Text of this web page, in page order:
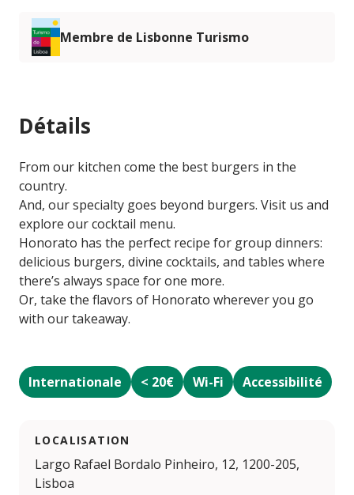
Membre de Lisbonne Turismo
Détails
From our kitchen come the best burgers in the
country.
And, our specialty goes beyond burgers. Visit us and
explore our cocktail menu.
Honorato has the perfect recipe for group dinners:
delicious burgers, divine cocktails, and tables where
there’s always space for one more.
Or, take the flavors of Honorato wherever you go
with our takeaway.
Internationale < 20€ Wi-Fi Accessibilité
LOCALISATION
Largo Rafael Bordalo Pinheiro, 12, 1200-205,
Lisboa